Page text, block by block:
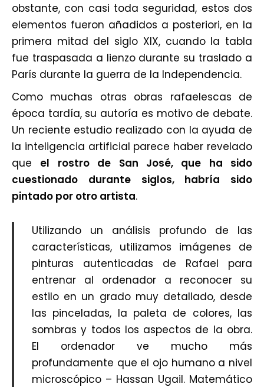
obstante, con casi toda seguridad, estos dos
elementos fueron añadidos a posteriori, en la
primera mitad del siglo XIX, cuando la tabla
fue traspasada a lienzo durante su traslado a
París durante la guerra de la Independencia.
Como muchas otras obras rafaelescas de
época tardía, su autoría es motivo de debate.
Un reciente estudio realizado con la ayuda de
la inteligencia artificial parece haber revelado
que el rostro de San José, que ha sido
cuestionado durante siglos, habría sido
pintado por otro artista.
Utilizando un análisis profundo de las
características, utilizamos imágenes de
pinturas autenticadas de Rafael para
entrenar al ordenador a reconocer su
estilo en un grado muy detallado, desde
las pinceladas, la paleta de colores, las
sombras y todos los aspectos de la obra.
El ordenador ve mucho más
profundamente que el ojo humano a nivel
microscópico – Hassan Ugail. Matemático